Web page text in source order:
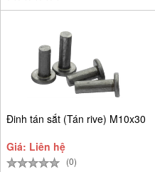
Đinh tán sắt (Tán rive) M10x30
Giá: Liên hệ
(0)